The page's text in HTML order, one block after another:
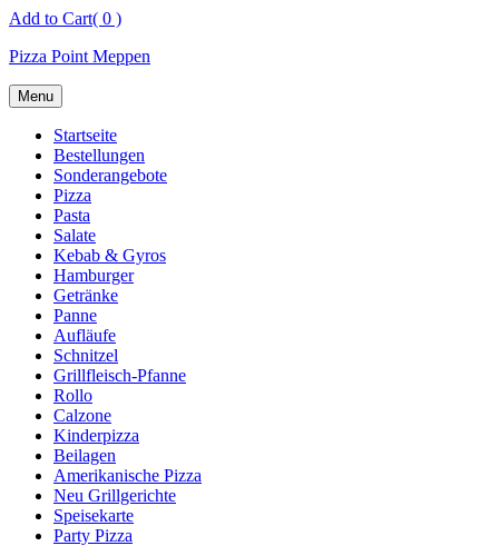
Skip
content
Add to Cart( 0 )
Pizza Point Meppen
Menu
Startseite
Bestellungen
Sonderangebote
Pizza
Pasta
Salate
Kebab & Gyros
Hamburger
Getränke
Panne
Aufläufe
Schnitzel
Grillfleisch-Pfanne
Rollo
Calzone
Kinderpizza
Beilagen
Amerikanische Pizza
Neu Grillgerichte
Speisekarte
Party Pizza